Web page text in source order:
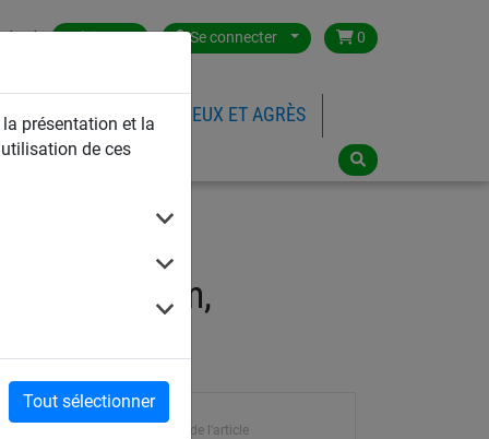
présentation et la
de ces
Tout sélectionner
Belgium Se connecter 0
FILETS DE SPORTS
JEUX ET AGRÈS
x 2.05m,
Référence de l'article